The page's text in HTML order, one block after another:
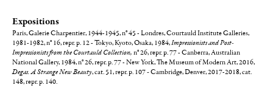
Expositions
Paris, Galerie Charpentier, 1944-1945, n° 45 - Londres, Courtauld Institute Galleries,
1981-1982, n° 16, repr. p. 12 - Tokyo, Kyoto, Osaka, 1984,Impressionists and Post-
Impressionists from the Courtauld Collection, n° 26, repr. p. 77 - Canberra, Australian
National Gallery, 1984, n° 26, repr. p. 77 - New York, The Museum of Modern Art, 2016,
Degas. A Strange New Beauty, cat. 51, repr. p. 107-Cambridge, Denver, 2017-2018, cat.
148, repr. p. 140.